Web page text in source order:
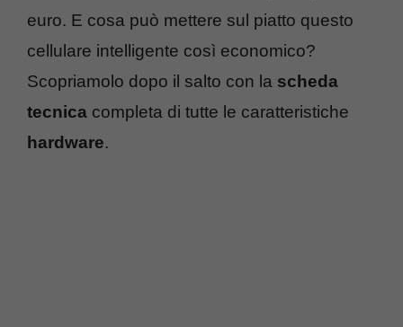
euro. E cosa può mettere sul piatto questo
cellulare intelligente così economico?
Scopriamolo dopo il salto con la scheda
tecnica completa di tutte le caratteristiche
hardware.